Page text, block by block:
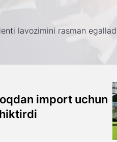
lavozimini rasman
import uchun